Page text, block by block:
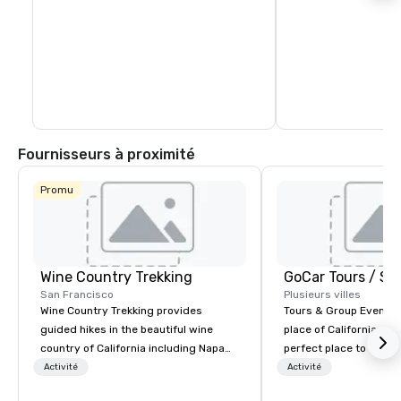
Fournisseurs à proximité
Promu
Wine Country Trekking
San Francisco
Wine Country Trekking provides
guided hikes in the beautiful wine
country of California including Napa
and Sonoma Valleys. These
Activité
Plusieurs villes
Tours & Group Events
place of California.
perfect place to visit
mix fun with history
Activité